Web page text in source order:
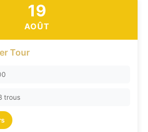
19
AOÛT
Tour
trous